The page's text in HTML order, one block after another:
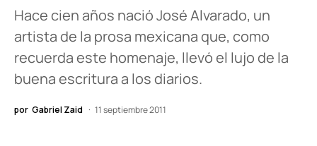
Hace cien años nació José Alvarado, un
artista de la prosa mexicana que, como
recuerda este homenaje, llevó el lujo de la
buena escritura a los diarios.
por Gabriel Zaid 11 septiembre 2011